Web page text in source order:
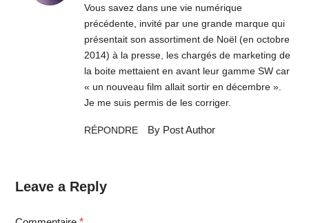
Vous savez dans une vie numérique
précédente, invité par une grande marque qui
présentait son assortiment de Noël (en octobre
2014) à la presse, les chargés de marketing de
la boite mettaient en avant leur gamme SW car
« un nouveau film allait sortir en décembre ».
Je me suis permis de les corriger.
RÉPONDRE By Post Author
Leave a Reply